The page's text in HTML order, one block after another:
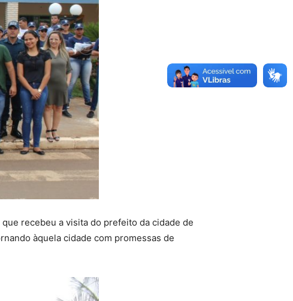
recebeu a visita do prefeito da cidade de
àquela cidade com promessas de